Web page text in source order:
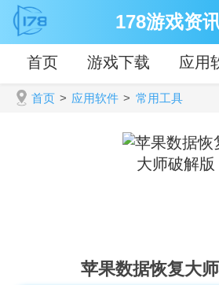
178游戏资
首页 游戏下载 应用
首页 > 应用软件 > 常用工具
苹果数据恢复大